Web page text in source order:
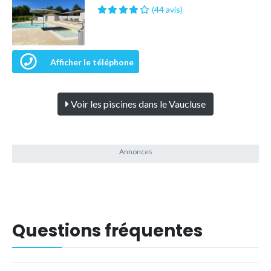
(44 avis)
Afficher le téléphone
Voir les piscines dans le Vaucluse
Questions fréquentes